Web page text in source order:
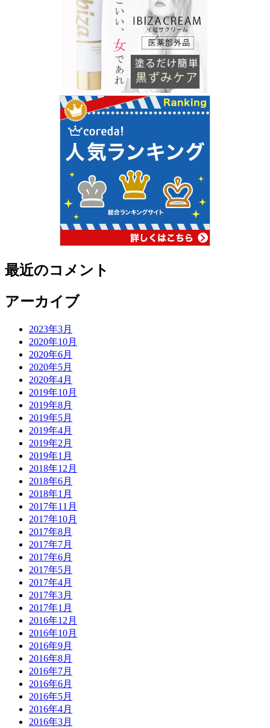
最近のコメント
アーカイブ
2023年3月
2020年10月
2020年6月
2020年5月
2020年4月
2019年10月
2019年8月
2019年5月
2019年4月
2019年2月
2019年1月
2018年12月
2018年6月
2018年1月
2017年11月
2017年10月
2017年8月
2017年7月
2017年6月
2017年5月
2017年4月
2017年3月
2017年1月
2016年12月
2016年10月
2016年9月
2016年8月
2016年7月
2016年6月
2016年5月
2016年4月
2016年3月